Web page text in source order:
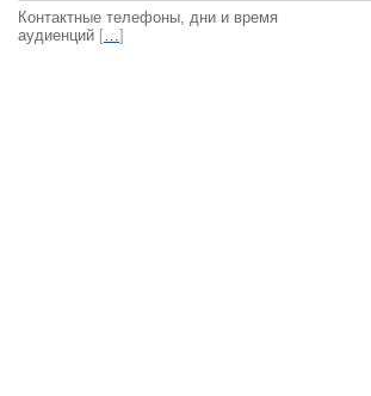
Контактные телефоны, дни и время
аудиенций […]